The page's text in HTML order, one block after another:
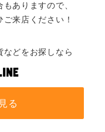
ありますので、
来店ください！
などをお探しなら
る